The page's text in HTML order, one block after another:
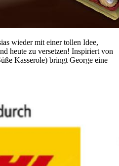
wieder mit einer tollen Idee,
heute zu versetzen! Inspiriert von
Kasserole) bringt George eine